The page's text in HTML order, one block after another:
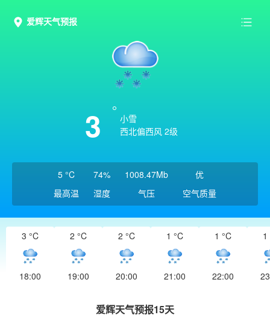
爱辉天气预报
3
小雪
西北偏西风 2级
5 °C
最高温
74%
湿度
1008.47Mb
气压
优
空气质量
3 °C
18:00
2 °C
19:00
2 °C
20:00
1 °C
21:00
1 °C
22:00
1
爱辉天气预报15天